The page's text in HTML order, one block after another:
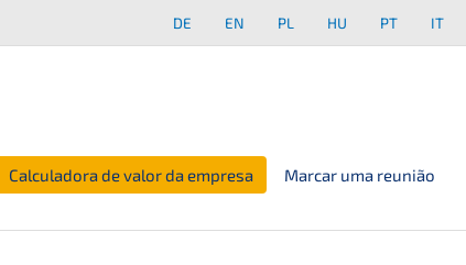
DE EN PL HU PT IT
Calculadora de valor da empresa Marcar uma reunião